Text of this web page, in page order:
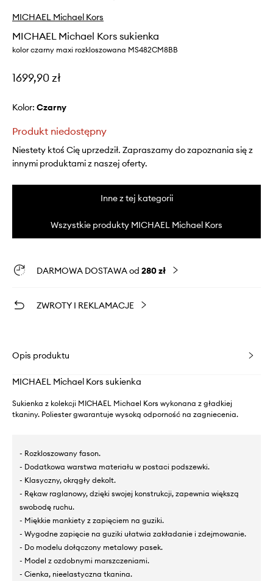
MICHAEL Michael Kors
MICHAEL Michael Kors sukienka
kolor czarny maxi rozkloszowana MS482CM8BB
1699,90 zł
Kolor: czarny
Produkt niedostępny
Niestety ktoś Cię uprzedził. Zapraszamy do zapoznania się z
innymi produktami z naszej oferty.
Inne z tej kategorii
Wszystkie produkty MICHAEL Michael Kors
DARMOWA DOSTAWA od 280 zł
ZWROTY I REKLAMACJE
Opis produktu
MICHAEL Michael Kors sukienka
Sukienka z kolekcji MICHAEL Michael Kors wykonana z gładkiej
tkaniny. Poliester gwarantuje wysoką odporność na zagniecenia.
- Rozkloszowany fason.
- Dodatkowa warstwa materiału w postaci podszewki.
- Klasyczny, okrągły dekolt.
- Rękaw raglanowy, dzięki swojej konstrukcji, zapewnia większą
swobodę ruchu.
- Miękkie mankiety z zapięciem na guziki.
- Wygodne zapięcie na guziki ułatwia zakładanie i zdejmowanie.
- Do modelu dołączony metalowy pasek.
- Model z ozdobnymi marszczeniami.
- Cienka, nieelastyczna tkanina.